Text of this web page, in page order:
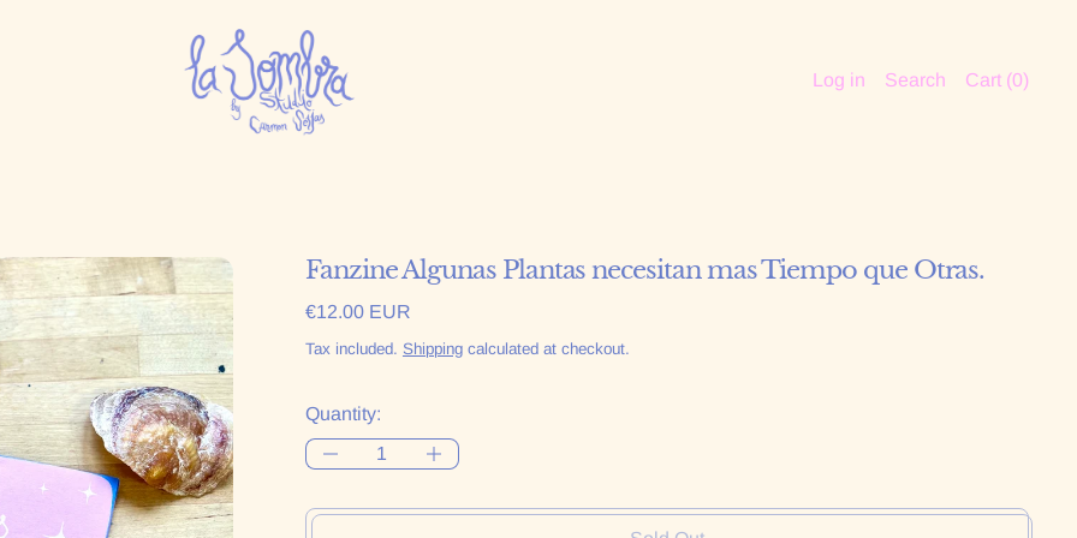
Log in Search Cart (0)
Fanzine Algunas Plantas necesitan mas Tiempo que Otras.
Regular price
€12.00 EUR
Tax included. Shippingcalculated at checkout.
Quantity: